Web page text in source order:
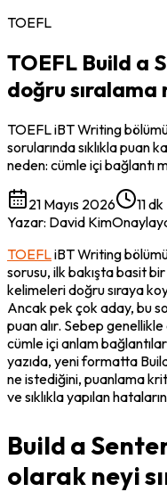
TOEFL
TOEFL Build a
doğru sıralama
TOEFL iBT Writing
sorularında sıklıkla puan
neden: cümle içi bağlantı
21 Mayıs 2026
11 dk
Yazar: David Kim
TOEFL iBT Writing
sorusu, ilk bakışta basit
kelimeleri doğru sıraya
Ancak pek çok aday, bu
puan alır. Sebep
cümle içi anlam
yazıda, yeni formatta
ne istediğini, puanlama
ve sıklıkla yapılan
Build a
olarak neyi